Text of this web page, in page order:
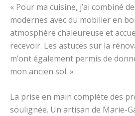
« Pour ma cuisine, j’ai combiné
modernes avec du mobilier en
atmosphère chaleureuse et
recevoir. Les astuces sur la
m’ont également permis de
mon ancien sol. »
La prise en main complète des
soulignée. Un artisan de Marie-